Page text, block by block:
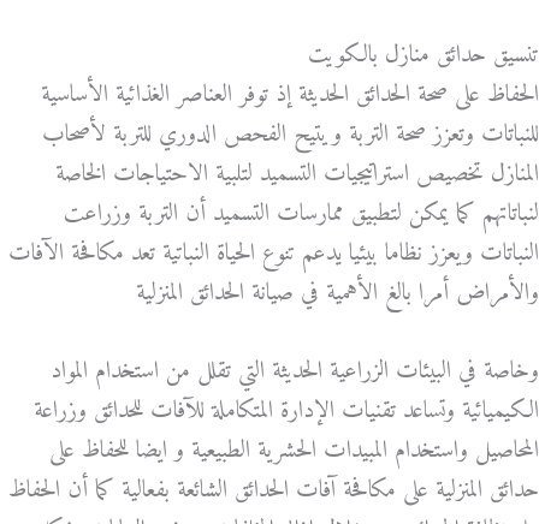
تنسيق حدائق منازل بالكويت
الحفاظ على صحة الحدائق الحديثة إذ توفر العناصر الغذائية الأساسية
للنباتات وتعزز صحة التربة ويتيح الفحص الدوري للتربة لأصحاب
المنازل تخصيص استراتيجيات التسميد لتلبية الاحتياجات الخاصة
لنباتاتهم كما يمكن لتطبيق ممارسات التسميد أن التربة وزراعت
النباتات ويعزز نظاما بيئيا يدعم تنوع الحياة النباتية تعد مكافحة الآفات
والأمراض أمرا بالغ الأهمية في صيانة الحدائق المنزلية
وخاصة في البيئات الزراعية الحديثة التي تقلل من استخدام المواد
الكيميائية وتساعد تقنيات الإدارة المتكاملة للآفات للحدائق وزراعة
المحاصيل واستخدام المبيدات الحشرية الطبيعية و ايضا للحفاظ على
حدائق المنزلية على مكافحة آفات الحدائق الشائعة بفعالية كما أن الحفاظ